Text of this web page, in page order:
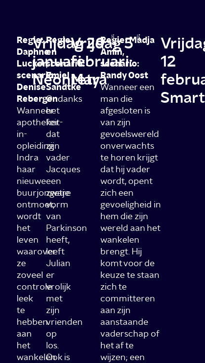
Regie:
Daphne
Lucker,
scenario:
Denise
Rebergen
Wanneer
apotheker-
in-
opleiding
Indra
haar
nieuwe
buurjongetje
ontmoet,
wordt
het
leven
waarover
ze
zoveel
controle
leek
te
hebben
aan
het
wankelen
Vrijdag 29
januari:
Neontetra
Regie
en
scenario:
Emiel
Sandtke
Ondanks
het
feit
dat
zijn
vader
Jacques
een
zware
vorm
van
Parkinson
heeft,
leeft
Julian
er
vrolijk
met
zijn
vrienden
op
los.
Ook is
Vrijdag 5
februari:
May
Regie: Madja
Amin,
scenario:
Randy Oost
Wanneer een
man die
afgesloten is
van zijn
gevoelswereld
onverwachts
te horen krijgt
dat hij vader
wordt, opent
zich een
gevoeligheid in
hem die zijn
wereld aan het
wankelen
brengt. Hij
komt voor de
keuze te staan
zich te
committeren
aan zijn
aanstaande
vaderschap of
het af te
wijzen; een
12